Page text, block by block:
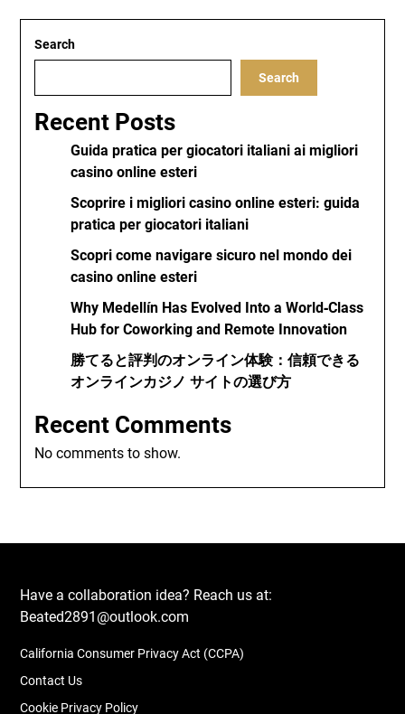
Search
Search
Recent Posts
Guida pratica per giocatori italiani ai migliori
casino online esteri
Scoprire i migliori casino online esteri: guida
pratica per giocatori italiani
Scopri come navigare sicuro nel mondo dei
casino online esteri
Why Medellín Has Evolved Into a World‑Class
Hub for Coworking and Remote Innovation
勝てると評判のオンライン体験：信頼できる
オンラインカジノ サイトの選び方
Recent Comments
No comments to show.
Have a collaboration idea? Reach us at:
Beated2891@outlook.com
California Consumer Privacy Act (CCPA)
Contact Us
Cookie Privacy Policy